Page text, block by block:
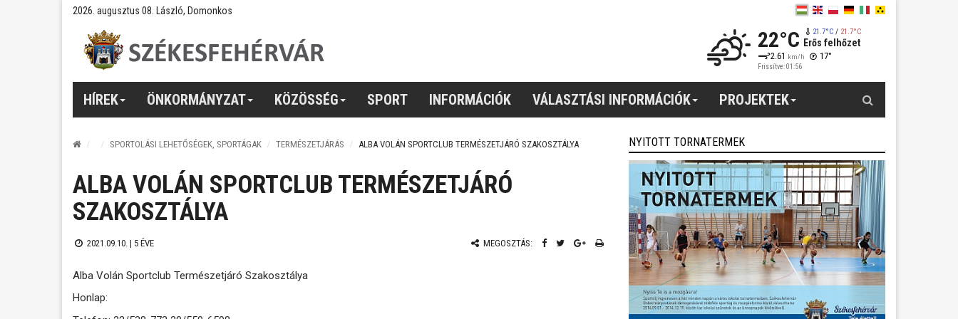
2026. augusztus 08. László, Domonkos
22°C 21.7°C/ 21.7°C
Erős felhőzet
2.61 km/h 17°
Frissítve: 01:56
HÍREK ÖNKORMÁNYZAT KÖZÖSSÉG SPORT INFORMÁCIÓK VÁLASZTÁSI INFORMÁCIÓK PROJEKTEK
SPORTOLÁSI LEHETŐSÉGEK, SPORTÁGAK TERMÉSZETJÁRÁS ALBA VOLÁN SPORTCLUB TERMÉSZETJÁRÓ SZAKOSZTÁLYA
ALBA VOLÁN SPORTCLUB TERMÉSZETJÁRÓ
SZAKOSZTÁLYA
2021.09.10. | 5 ÉVE MEGOSZTÁS:
Alba Volán Sportclub Természetjáró Szakosztálya
Honlap:
NYITOTT TORNATERMEK